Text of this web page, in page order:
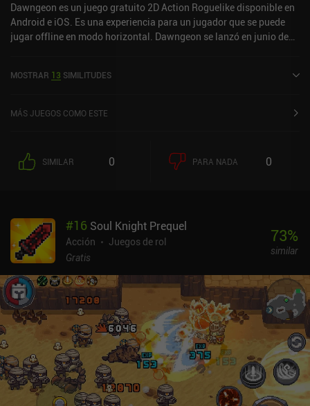
Dawngeon es un juego gratuito 2D Action Roguelike disponible en
Android e iOS. Es una experiencia para un jugador que se puede
jugar offline en modo horizontal. Dawngeon se lanzó en junio de
MOSTRAR 13 SIMILITUDES
MÁS JUEGOS COMO ESTE
SIMILAR 0 PARA NADA 0
#16 Soul Knight Prequel
Acción
Juegos de rol
Gratis
73%
similar